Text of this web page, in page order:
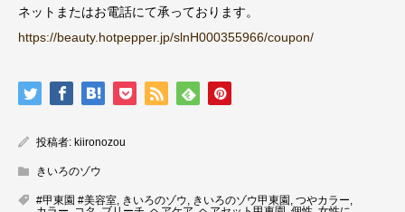
ネットまたはお電話にて承っております。
https://beauty.hotpepper.jp/slnH000355966/coupon/
投稿者: kiironozou
きいろのゾウ
#甲東園 #美容室, きいろのゾウ, きいろのゾウ甲東園 , つやカラー,